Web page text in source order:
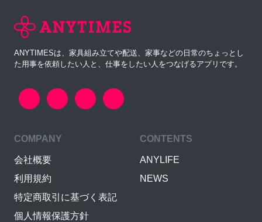
ANYTIMESは、家具組み立てや配送、家事などの日常のちょっとし
た用事を依頼したい人と、仕事をしたい人をつなげるアプリです。
COMPANY
会社概要
利用規約
特定商取引に基づく表記
個人情報保護方針
CONTENTS
ANYLIFE
NEWS